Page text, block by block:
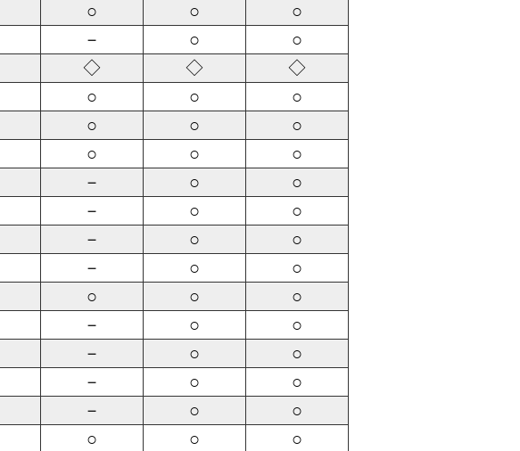
○ ○ ○
－ ○ ○
◇ ◇ ◇
○ ○ ○
○ ○ ○
○ ○ ○
－ ○ ○
－ ○ ○
－ ○ ○
－ ○ ○
○ ○ ○
－ ○ ○
－ ○ ○
－ ○ ○
－ ○ ○
○ ○ ○